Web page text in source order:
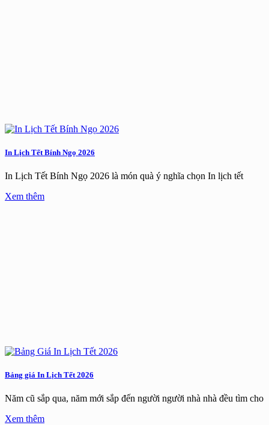
In Lịch Tết Bính Ngọ 2026
In Lịch Tết Bính Ngọ 2026 là món quà ý nghĩa chọn In lịch tết
Xem thêm
Bảng giá In Lịch Tết 2026
Năm cũ sắp qua, năm mới sắp đến người người nhà nhà đều tìm cho
Xem thêm